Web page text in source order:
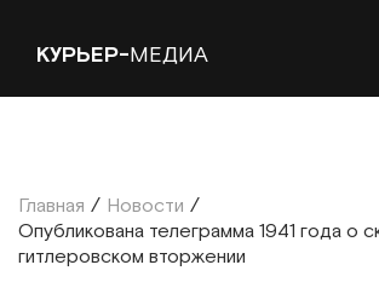
КУРЬЕР-МЕДИА
Главная / Новости /
Опубликована телеграмма 1941 года о
гитлеровском вторжении